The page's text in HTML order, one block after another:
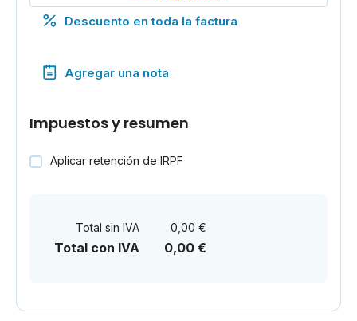
Descuento en toda la factura
Agregar una nota
Impuestos y resumen
Aplicar retención de IRPF
Total sin IVA 0,00 €
Total con IVA 0,00 €